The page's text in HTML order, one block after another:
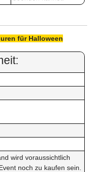
für Halloween
wird voraussichtlich
noch zu kaufen sein.